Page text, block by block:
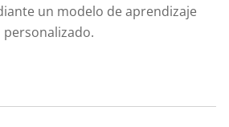
un modelo de aprendizaje
personalizado.